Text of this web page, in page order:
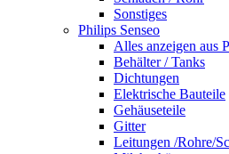
Sonstiges
Philips Senseo
Alles anzeigen aus
Behälter / Tanks
Dichtungen
Elektrische Bauteile
Gehäuseteile
Gitter
Leitungen /Rohre/